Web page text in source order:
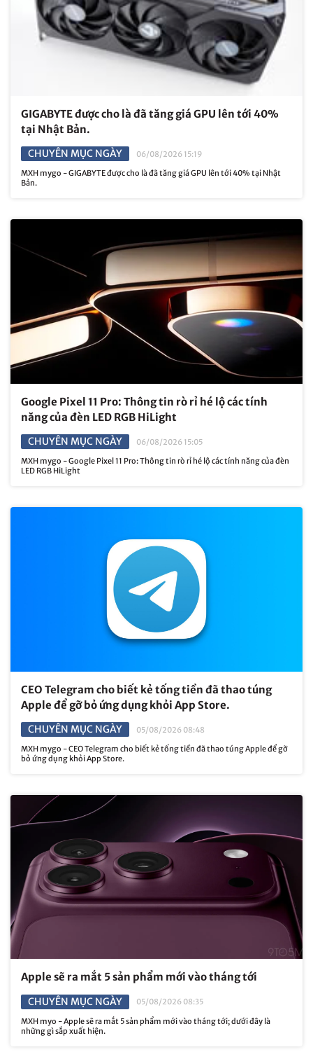
GIGABYTE được cho là đã tăng giá GPU lên tới 40%
tại Nhật Bản.
CHUYÊN MỤC NGÀY
06/08/2026 15:19
MXH mygo - GIGABYTE được cho là đã tăng giá GPU lên tới 40% tại Nhật
Bản.
Google Pixel 11 Pro: Thông tin rò rỉ hé lộ các tính
năng của đèn LED RGB HiLight
CHUYÊN MỤC NGÀY
06/08/2026 15:05
MXH mygo - Google Pixel 11 Pro: Thông tin rò rỉ hé lộ các tính năng của đèn
LED RGB HiLight
CEO Telegram cho biết kẻ tống tiền đã thao túng
Apple để gỡ bỏ ứng dụng khỏi App Store.
CHUYÊN MỤC NGÀY
05/08/2026 08:48
MXH mygo - CEO Telegram cho biết kẻ tống tiền đã thao túng Apple để gỡ
bỏ ứng dụng khỏi App Store.
Apple sẽ ra mắt 5 sản phẩm mới vào tháng tới
CHUYÊN MỤC NGÀY
05/08/2026 08:35
MXH myo - Apple sẽ ra mắt 5 sản phẩm mới vào tháng tới; dưới đây là
những gì sắp xuất hiện.